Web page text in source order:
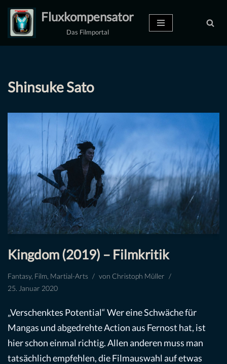
Zum
Inhalt
Fluxkompensator
Das Filmportal
Shinsuke Sato
Kingdom (2019) – Filmkritik
Fantasy, Film Martial-Arts von Christoph Müller
25. Januar 2020
„Verschenktes Potential“ Wer eine Schwäche für
Mangas und abgedrehte Action aus Fernost hat, ist
hier schon einmal richtig. Allen anderen muss man
tatsächlich empfehlen, die Filmauswahl auf etwas